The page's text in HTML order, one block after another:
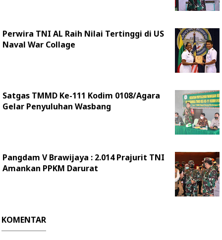
Perwira TNI AL Raih Nilai Tertinggi di US
Naval War Collage
Satgas TMMD Ke-111 Kodim 0108/Agara
Gelar Penyuluhan Wasbang
Pangdam V Brawijaya : 2.014 Prajurit TNI
Amankan PPKM Darurat
KOMENTAR